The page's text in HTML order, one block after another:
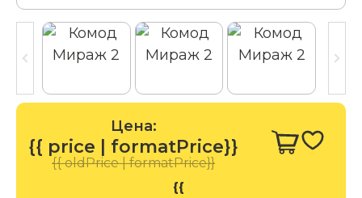
Цена:
{{ price | formatPrice}}
{{ oldPrice | formatPrice}}
{{